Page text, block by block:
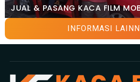
JUAL & PASANG KACA FILM
INFORMASI